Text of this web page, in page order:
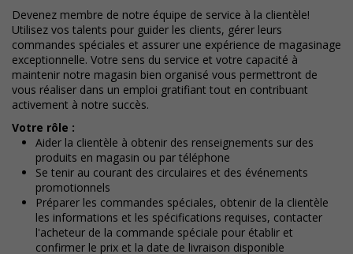
Devenez membre de notre équipe de service à la clientèle!
Utilisez vos talents pour guider les clients, gérer leurs
commandes spéciales et assurer une expérience de magasinage
exceptionnelle. Votre sens du service et votre capacité à
maintenir notre magasin bien organisé vous permettront de
vous réaliser dans un emploi gratifiant tout en contribuant
activement à notre succès.
Votre rôle :
Aider la clientèle à obtenir des renseignements sur des
produits en magasin ou par téléphone
Se tenir au courant des circulaires et des événements
promotionnels
Préparer les commandes spéciales, obtenir de la clientèle
les informations et les spécifications requises, contacter
l'acheteur de la commande spéciale pour établir et
confirmer le prix et la date de livraison disponible